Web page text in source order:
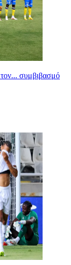
συμβιβασμό